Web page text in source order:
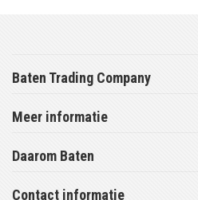
Baten Trading Company
Meer informatie
Daarom Baten
Contact informatie